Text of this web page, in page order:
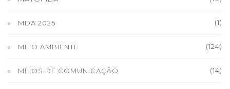
MDA 2025 (1)
MEIO AMBIENTE (124)
MEIOS DE COMUNICAÇÃO (14)